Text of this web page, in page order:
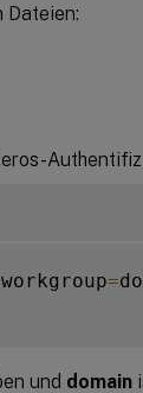
Dateien:
=
und domain